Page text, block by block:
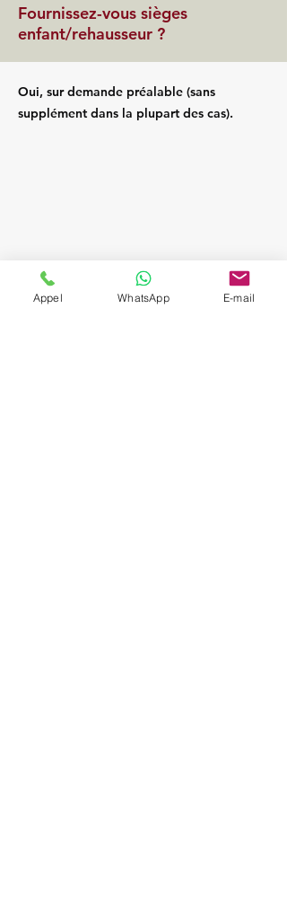
Fournissez-vous sièges
enfant/rehausseur ?
Oui, sur demande préalable (sans
supplément dans la plupart des cas).
Appel WhatsApp E-mail